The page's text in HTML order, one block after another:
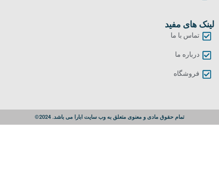
لینک های مفید
تماس با ما
درباره ما
فروشگاه
تمام حقوق مادی و معنوی متعلق به وب سایت ابارا می باشد. 2024©